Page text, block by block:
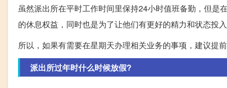
虽然派出所在平时工作时间里保持24小时值班备勤，但是
的休息权益，同时也是为了让他们有更好的精力和状态投入
所以，如果有需要在星期天办理相关业务的事项，建议提
派出所过年时什么时候放假?